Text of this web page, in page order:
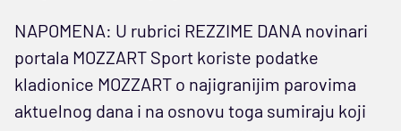
NAPOMENA: U rubrici REZZIME DANA novinari
portala MOZZART Sport koriste podatke
kladionice MOZZART o najigranijim parovima
aktuelnog dana i na osnovu toga sumiraju koji